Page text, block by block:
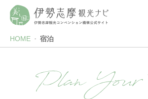
HOME 宿泊
Plan Your